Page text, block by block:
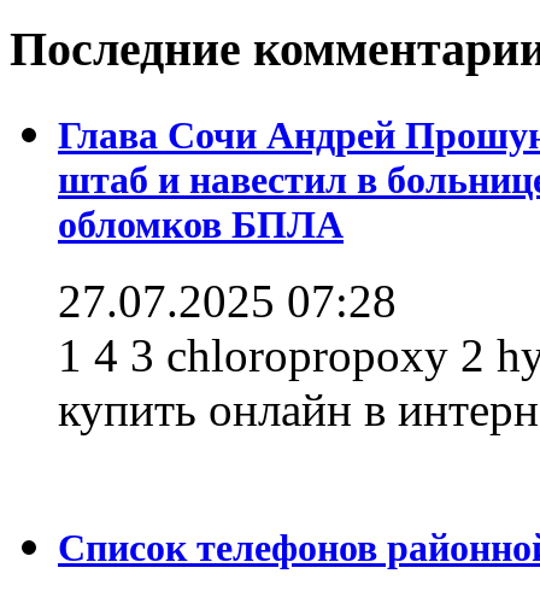
Последние
Глава Сочи Андрей
штаб и навестил в
обломков БПЛА
27.07.2025 07:28
1 4 3 chloropropoxy 2
купить онлайн в
Список телефонов